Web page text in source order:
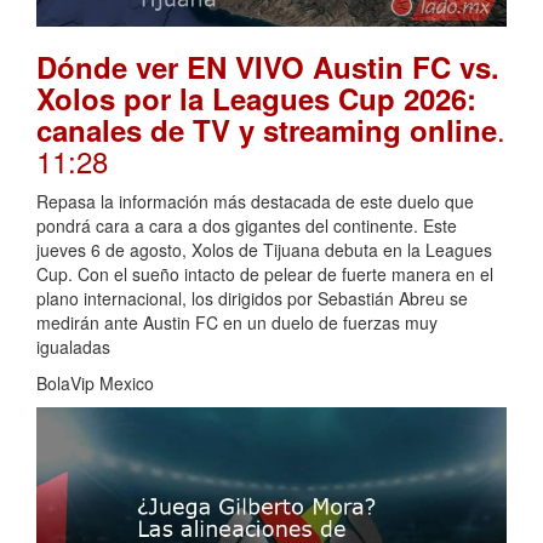
Dónde ver EN VIVO Austin FC vs.
Xolos por la Leagues Cup 2026:
canales de TV y streaming online.
11:28
Repasa la información más destacada de este duelo que
pondrá cara a cara a dos gigantes del continente. Este
jueves 6 de agosto, Xolos de Tijuana debuta en la Leagues
Cup. Con el sueño intacto de pelear de fuerte manera en el
plano internacional, los dirigidos por Sebastián Abreu se
medirán ante Austin FC en un duelo de fuerzas muy
igualadas
BolaVip Mexico